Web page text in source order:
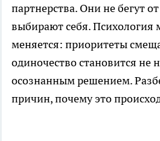
партнерства. Они не бегут
выбирают себя. Психология
меняется: приоритеты
одиночество становится не
осознанным решением.
причин, почему это